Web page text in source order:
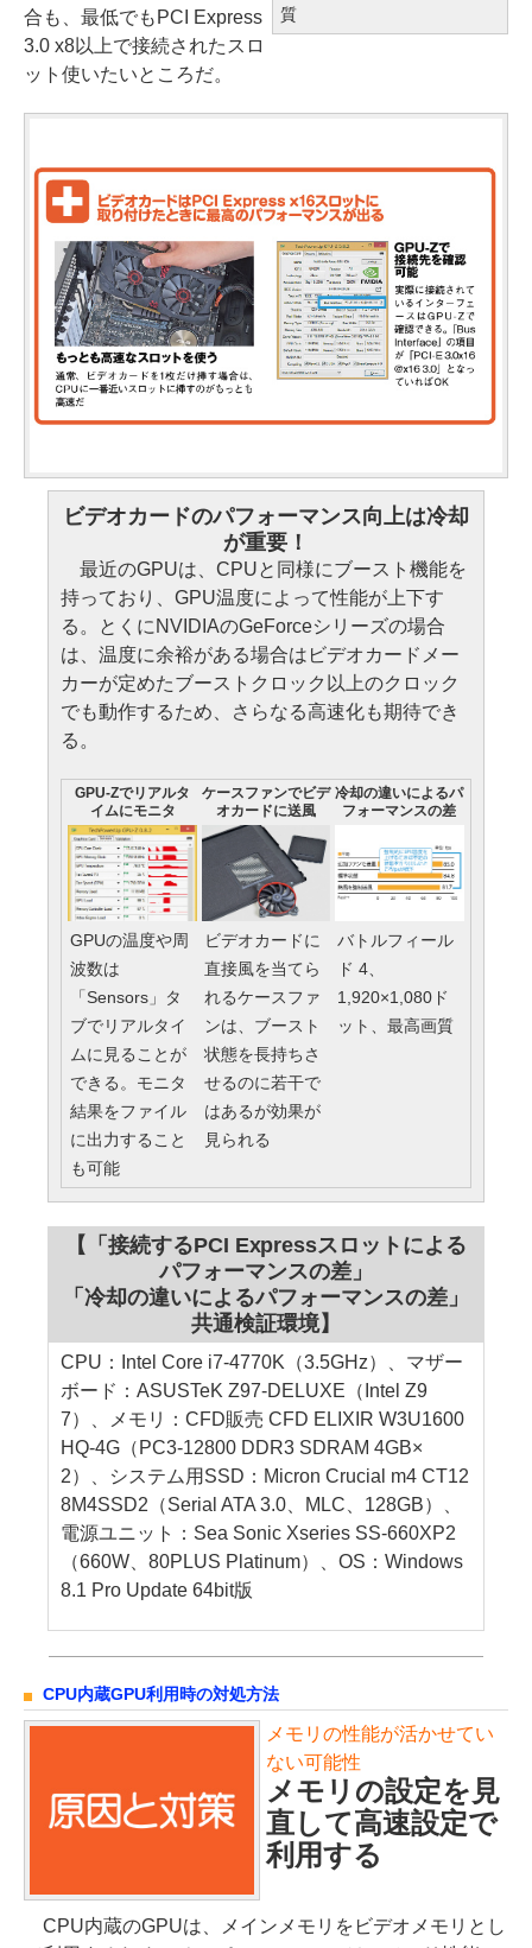
質
合も、最低でもPCI Express
3.0 x8以上で接続されたスロ
ット使いたいところだ。
ビデオカードのパフォーマンス向上は冷却
が重要！
最近のGPUは、CPUと同様にブースト機能を
持っており、GPU温度によって性能が上下す
る。とくにNVIDIAのGeForceシリーズの場合
は、温度に余裕がある場合はビデオカードメー
カーが定めたブーストクロック以上のクロック
でも動作するため、さらなる高速化も期待でき
る。
GPU-Zでリアルタ
イムにモニタ
ケースファンでビデ
オカードに送風
冷却の違いによるパ
フォーマンスの差
GPUの温度や周
波数は
「Sensors」タ
ブでリアルタイ
ムに見ることが
できる。モニタ
結果をファイル
に出力すること
も可能
ビデオカードに
直接風を当てら
れるケースファ
ンは、ブースト
状態を長持ちさ
せるのに若干で
はあるが効果が
見られる
バトルフィール
ド 4、
1,920×1,080ド
ット、最高画質
【「接続するPCI Expressスロットによる
パフォーマンスの差」
「冷却の違いによるパフォーマンスの差」
共通検証環境】
CPU：Intel Core i7-4770K（3.5GHz）、マザー
ボード：ASUSTeK Z97-DELUXE（Intel Z9
7）、メモリ：CFD販売 CFD ELIXIR W3U1600
HQ-4G（PC3-12800 DDR3 SDRAM 4GB×
2）、システム用SSD：Micron Crucial m4 CT12
8M4SSD2（Serial ATA 3.0、MLC、128GB）、
電源ユニット：Sea Sonic Xseries SS-660XP2
（660W、80PLUS Platinum）、OS：Windows
8.1 Pro Update 64bit版
CPU内蔵GPU利用時の対処方法
メモリの性能が活かせてい
ない可能性
メモリの設定を見
直して高速設定で
利用する
CPU内蔵のGPUは、メインメモリをビデオメモリとし